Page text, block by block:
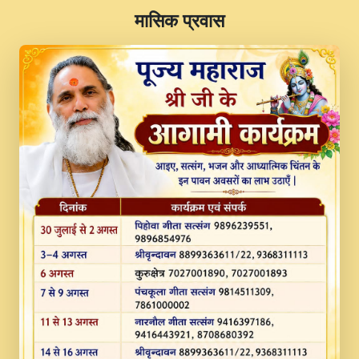
JINU SATGURU AAP BULAVE by Rasik
Pawan ji 20-11-19 Sankirtan At VEER JI
PRABHU KUTEER CHANNEL.mp3
Kina Sohna Tera Bhawan Sajaya Mata
Vaishno Devi Aarti Mata Rani Bhajan By
Lakhwinder Wadali Ji.mp3
MERE MANN VICH KANTH KALER
NEW PUNAJBI DEVOTIONAL SONG 2017
FULL VIDEO HD.mp3
Na To Roop Hai Bindu Ji Maharaj Pad - A
Divine Bhajan by Shri Indresh Ji
#BhaktiPath.mp3
Radha Rani Ki Kirpa Best Devotional
Song By Chitra Vichitra.mp3
​मासिक प्रवास